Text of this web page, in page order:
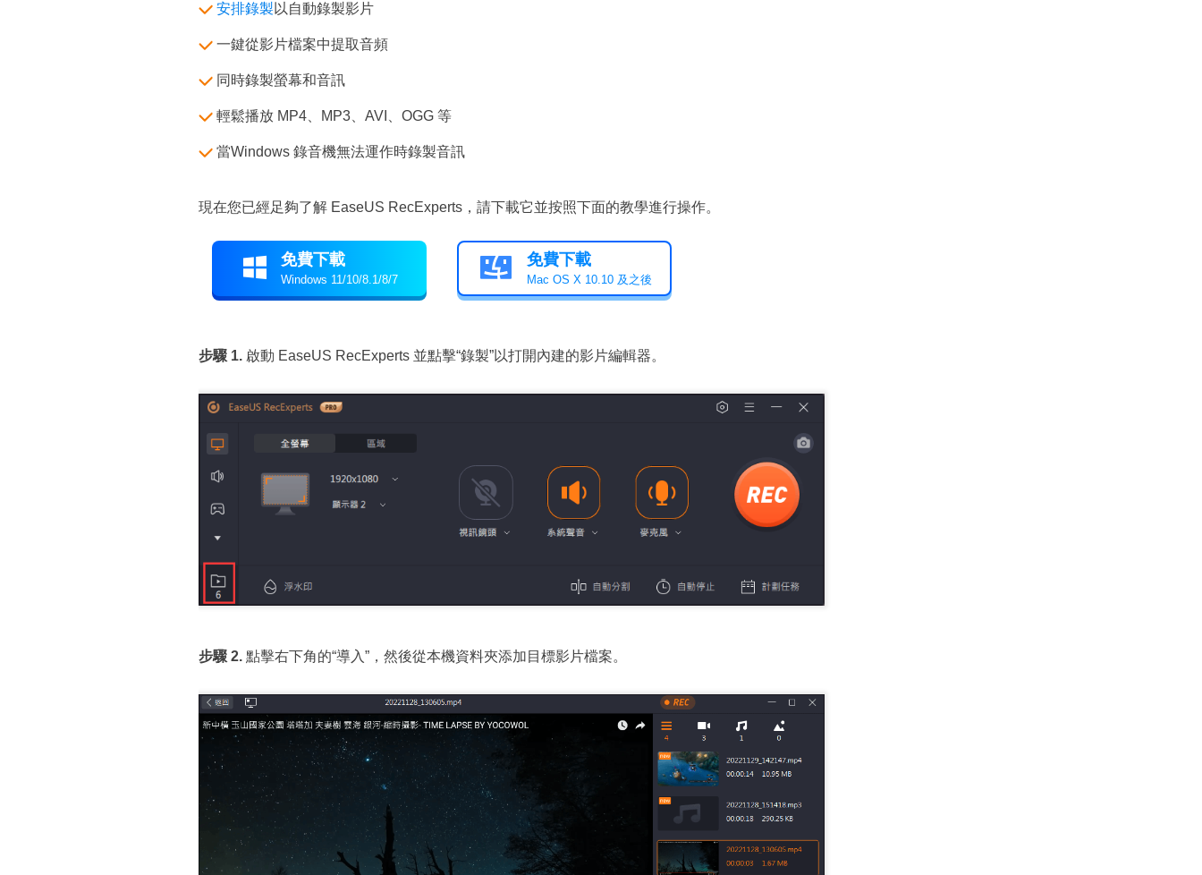
安排錄製 以自動錄製影片
一鍵從影片檔案中提取音頻
同時錄製螢幕和音訊
輕鬆播放 MP4、MP3、AVI、OGG 等
當Windows 錄音機無法運作時錄製音訊
現在您已經足夠了解 EaseUS RecExperts，請下載它並按照下面的教學進行操作。
 免費下載
Windows 11/10/8.1/8/7  免費下載
Mac OS X 10.10 及之後
步驟 1. 啟動 EaseUS RecExperts 並點擊“錄製”以打開內建的影片編輯器。
步驟 2. 點擊右下角的“導入”，然後從本機資料夾添加目標影片檔案。